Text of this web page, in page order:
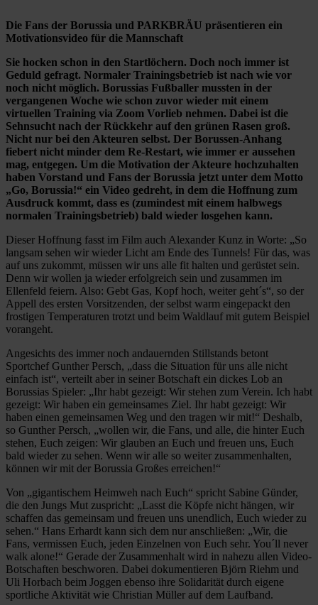
Die Fans der Borussia und PARKBRÄU präsentieren ein
Motivationsvideo für die Mannschaft
Sie hocken schon in den Startlöchern. Doch noch immer ist
Geduld gefragt. Normaler Trainingsbetrieb ist nach wie vor
noch nicht möglich. Borussias Fußballer mussten in der
vergangenen Woche wie schon zuvor wieder mit einem
virtuellen Training via Zoom Vorlieb nehmen. Dabei ist die
Sehnsucht nach der Rückkehr auf den grünen Rasen groß.
Nicht nur bei den Akteuren selbst. Der Borussen-Anhang
fiebert nicht minder dem Re-Restart, wie immer er aussehen
mag, entgegen. Um die Motivation der Akteure hochzuhalten
haben Vorstand und Fans der Borussia jetzt unter dem Motto
„Go, Borussia!“ ein Video gedreht, in dem die Hoffnung zum
Ausdruck kommt, dass es (zumindest mit einem halbwegs
normalen Trainingsbetrieb) bald wieder losgehen kann.
Dieser Hoffnung fasst im Film auch Alexander Kunz in Worte: „So
langsam sehen wir wieder Licht am Ende des Tunnels! Für das, was
auf uns zukommt, müssen wir uns alle fit halten und gerüstet sein.
Denn wir wollen ja wieder erfolgreich sein und zusammen im
Ellenfeld feiern. Also: Gebt Gas, Kopf hoch, weiter geht´s“, so der
Appell des ersten Vorsitzenden, der selbst warm eingepackt den
frostigen Temperaturen trotzt und beim Waldlauf mit gutem Beispiel
vorangeht.
Angesichts des immer noch andauernden Stillstands betont
Sportchef Gunther Persch, „dass die Situation für uns alle nicht
einfach ist“, verteilt aber in seiner Botschaft ein dickes Lob an
Borussias Spieler: „Ihr habt gezeigt: Wir stehen zum Verein. Ich habt
gezeigt: Wir haben ein gemeinsames Ziel. Ihr habt gezeigt: Wir
haben einen gemeinsamen Weg und den tragen wir mit!“ Deshalb,
so Gunther Persch, „wollen wir, die Fans, und alle, die hinter Euch
stehen, Euch zeigen: Wir glauben an Euch und freuen uns, Euch
bald wieder zu sehen. Wenn wir alle so weiter zusammenhalten,
können wir mit der Borussia Großes erreichen!“
Von „gigantischem Heimweh nach Euch“ spricht Sabine Günder,
die den Jungs Mut zuspricht: „Lasst die Köpfe nicht hängen, wir
schaffen das gemeinsam und freuen uns unendlich, Euch wieder zu
sehen.“ Hans Erhardt kann sich dem nur anschließen: „Wir, die
Fans, vermissen Euch, jeden Einzelnen von Euch sehr. You´ll never
walk alone!“ Gerade der Zusammenhalt wird in nahezu allen Video-
Botschaften beschworen. Dabei dokumentieren Björn Riehm und
Uli Horbach beim Joggen ebenso ihre Solidarität durch eigene
sportliche Aktivität wie Christian Müller auf dem Laufband.